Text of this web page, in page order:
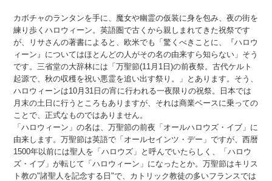
カボチャのランタンを手に、魔女や幽霊の仮装に身を包み、夜の街を
練り歩くハロウィーン。英語圏で古くから親しまれてきた祝祭です
が、リサさんの著書によると、欧米でも「驚くべきことに、『ハロウ
ィーン』についてはほとんどの人がその名の由来すら知らない」そう
です。三省堂の大辞林には「万聖節(11月1日)の前夜祭。古代ケルト
起源で、秋の収穫を祝い悪霊を追い出す祭り。」とあります。そう、
ハロウィーンは10月31日の宵に行われる一夜限りの祝祭。日本では
月末の土日に行うところもありますが、それは商業ベースに乗っての
ことで、正式なものではありません。
「ハロウィーン」の名は、万聖節の前夜「オールハロウズ・イブ」に
由来します。万聖節は英語で「オールセインツ・デー」ですが、西暦
1500年以前には聖人を「ハロウズ」と呼んでいたらしく、「ハロウ
ズ・イブ」が転じて「ハロウィーン」になったとか。万聖節はキリス
ト教の"諸聖人を記念する日"で、カトリック教徒の多いフランスでは